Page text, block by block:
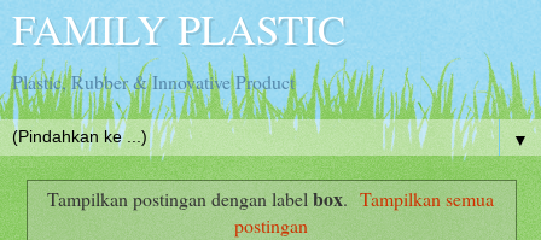
FAMILY PLASTIC
Plastic, Rubber & Innovative Product
▼
Tampilkan postingan dengan labelbox. Tampilkan semua
postingan